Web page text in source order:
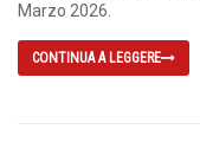
Marzo 2026.
CONTINUA A LEGGERE